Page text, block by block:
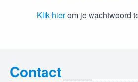
Klik hierom je wachtwoord
Contact